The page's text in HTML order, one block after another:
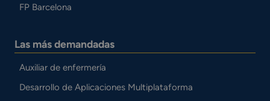
FP Barcelona
Las más demandadas
Auxiliar de enfermería
Desarrollo de Aplicaciones Multiplataforma